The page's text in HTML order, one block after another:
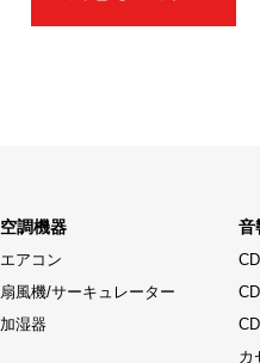
空調機器
エアコン
扇風機/サーキュレーター
加湿器
音
カ